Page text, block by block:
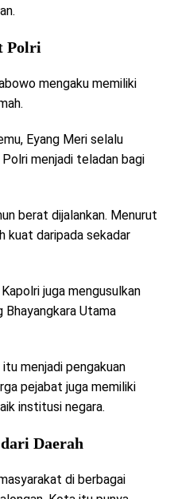
Polri
mengaku memiliki
Eyang Meri selalu
menjadi teladan bagi
berat dijalankan. Menurut
kuat daripada sekadar
juga mengusulkan
Bhayangkara Utama
itu menjadi pengakuan
pejabat juga memiliki
institusi negara.
Daerah
di berbagai